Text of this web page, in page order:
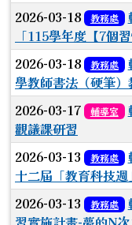
2026-03-18 教務處
「115學年度【7個
2026-03-18 教務處
學教師書法（硬筆）
2026-03-17 輔導室
觀議課研習
2026-03-13 教務處
十二屆「教育科技週
2026-03-13 教務處